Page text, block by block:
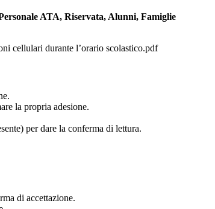
ATA, Riservata, Alunni, Famiglie
cellulari durante l’orario scolastico.pdf
la propria adesione.
per dare la conferma di lettura.
di accettazione.